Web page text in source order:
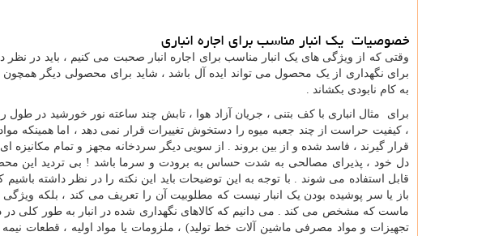
خصوصیات یک انبار مناسب برای اجاره انباری
وقتی که از ویژگی های یک انبار مناسب برای اجاره انبار صحبت می کنیم ، باید در
برای نگهداری از یک محصول می تواند ایده آل باشد ، شاید برای محصولی دیگر
به کام نابودی بکشاند .
برای مثال انباری با کف بتنی ، جریان آزاد هوا ، تابش چند ساعته نور خورشید در
، کیفیت حراست از چند جعبه میوه را دستخوش تغییرات قرار نمی دهد ، اما
قرار گیرند ، فاسد شده و از بین بروند . از سویی دیگر سردخانه مجهز و تمام مکانیزه
دل خود ، پذیرای مصالحی به شدت حساس به برودت و سرما باشد ! بی تردید این
قابل استفاده می شوند . با توجه به این توضیحات باید این نکته را در نظر داشته باشیم
باز یا سر پوشیده بودن یک انبار نیست که مطلوبیت آن را تعریف می کند ، بلکه
ماست که مشخص می کند . می دانیم که کالاهای نگهداری شده در انبار به طور کلی در
تجهیزات و مواد مصرفی ماشین آلات خط تولید) ، ملزومات یا مواد اولیه ، قطعات